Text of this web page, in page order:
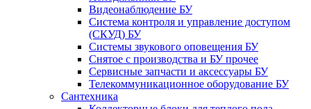
Видеонаблюдение БУ
Система контроля и управление доступом
(СКУД) БУ
Системы звукового оповещения БУ
Снятое с производства и БУ прочее
Сервисные запчасти и аксессуары БУ
Телекоммуникационное оборудование БУ
Сантехника